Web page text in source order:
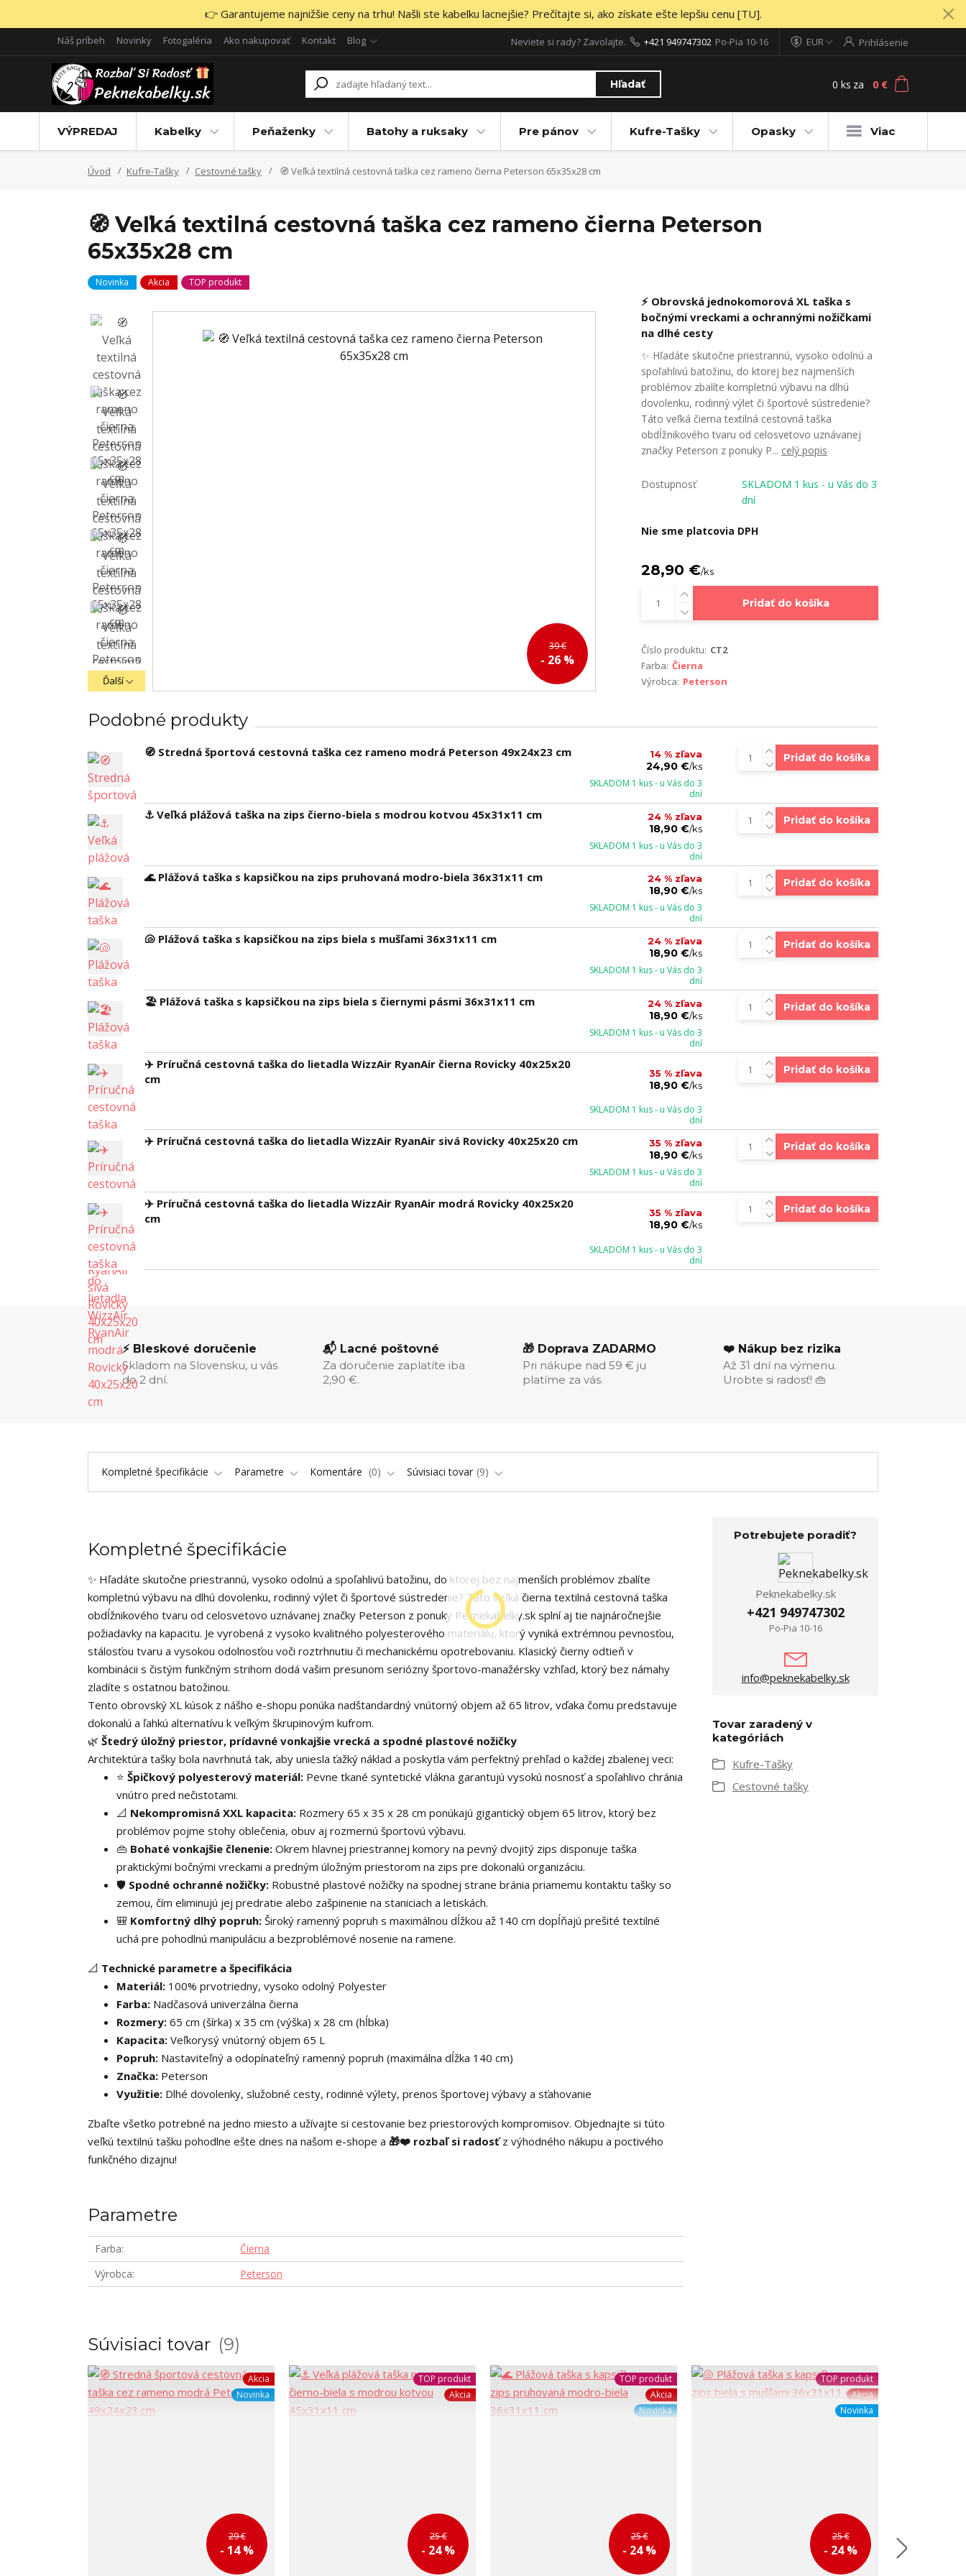
👉 Garantujeme najnižšie ceny na trhu! Našli ste kabelku lacnejšie? Prečítajte si, ako získate ešte lepšiu cenu [TU].
Náš príbeh Novinky Fotogaléria Ako nakupovať Kontakt Blog EUR Prihlásenie
Hľadať
Neviete si rady? Zavolajte. +421 949747302 Po-Pia 10-16
0 ks za 0 €
VÝPREDAJ Kabelky Peňaženky Batohy a ruksaky Pre pánov Kufre-Tašky Opasky Viac
Úvod Kufre-Tašky Cestovné tašky 🧭 Veľká textilná cestovná taška cez rameno čierna Peterson 65x35x28 cm
🧭 Veľká textilná cestovná taška cez rameno čierna Peterson
65x35x28 cm
Novinka Akcia TOP produkt
39 €
- 26 %
Ďalší
⚡ Obrovská jednokomorová XL taška s
bočnými vreckami a ochrannými nožičkami
na dlhé cesty
✨ Hľadáte skutočne priestrannú, vysoko odolnú a
spoľahlivú batožinu, do ktorej bez najmenších
problémov zbalíte kompletnú výbavu na dlhú
dovolenku, rodinný výlet či športové sústredenie?
Táto veľká čierna textilná cestovná taška
obdĺžnikového tvaru od celosvetovo uznávanej
značky Peterson z ponuky P... celý popis
Dostupnosť
SKLADOM 1 kus - u Vás do 3
dní
Nie sme platcovia DPH
28,90 €/ks
Pridať do košíka
Číslo produktu: CT2
Farba: Čierna
Výrobca: Peterson
Podobné produkty
🧭 Stredná športová cestovná taška cez rameno modrá Peterson 49x24x23 cm 14 % zľava
24,90 €/ks
SKLADOM 1 kus - u Vás do 3
dní
Pridať do košíka
⚓ Veľká plážová taška na zips čierno-biela s modrou kotvou 45x31x11 cm 24 % zľava
18,90 €/ks
SKLADOM 1 kus - u Vás do 3
dní
Pridať do košíka
🌊 Plážová taška s kapsičkou na zips pruhovaná modro-biela 36x31x11 cm 24 % zľava
18,90 €/ks
SKLADOM 1 kus - u Vás do 3
dní
Pridať do košíka
🐚 Plážová taška s kapsičkou na zips biela s mušľami 36x31x11 cm 24 % zľava
18,90 €/ks
SKLADOM 1 kus - u Vás do 3
dní
Pridať do košíka
🏖️ Plážová taška s kapsičkou na zips biela s čiernymi pásmi 36x31x11 cm 24 % zľava
18,90 €/ks
SKLADOM 1 kus - u Vás do 3
dní
Pridať do košíka
✈️ Príručná cestovná taška do lietadla WizzAir RyanAir čierna Rovicky 40x25x20
cm
35 % zľava
18,90 €/ks
SKLADOM 1 kus - u Vás do 3
dní
Pridať do košíka
✈️ Príručná cestovná taška do lietadla WizzAir RyanAir sivá Rovicky 40x25x20 cm 35 % zľava
18,90 €/ks
SKLADOM 1 kus - u Vás do 3
dní
Pridať do košíka
✈️ Príručná cestovná taška do lietadla WizzAir RyanAir modrá Rovicky 40x25x20
cm
35 % zľava
18,90 €/ks
SKLADOM 1 kus - u Vás do 3
dní
Pridať do košíka
⚡ Bleskové doručenie
Skladom na Slovensku, u vás
do 2 dní.
📬 Lacné poštovné
Za doručenie zaplatíte iba
2,90 €.
🎁 Doprava ZADARMO
Pri nákupe nad 59 € ju
platíme za vás.
❤️ Nákup bez rizika
Až 31 dní na výmenu.
Urobte si radosť! 👜
Kompletné špecifikácie Parametre Komentáre 0 Súvisiaci tovar 9
Kompletné špecifikácie
✨ Hľadáte skutočne priestrannú, vysoko odolnú a spoľahlivú batožinu, do ktorej bez najmenších problémov zbalíte
kompletnú výbavu na dlhú dovolenku, rodinný výlet či športové sústredenie? Táto veľká čierna textilná cestovná taška
obdĺžnikového tvaru od celosvetovo uznávanej značky Peterson z ponuky Peknekabelky.sk splní aj tie najnáročnejšie
požiadavky na kapacitu. Je vyrobená z vysoko kvalitného polyesterového materiálu, ktorý vyniká extrémnou pevnosťou,
stálosťou tvaru a vysokou odolnosťou voči roztrhnutiu či mechanickému opotrebovaniu. Klasický čierny odtieň v
kombinácii s čistým funkčným strihom dodá vašim presunom seriózny športovo-manažérsky vzhľad, ktorý bez námahy
zladíte s ostatnou batožinou.
Tento obrovský XL kúsok z nášho e-shopu ponúka nadštandardný vnútorný objem až 65 litrov, vďaka čomu predstavuje
dokonalú a ľahkú alternatívu k veľkým škrupinovým kufrom.
🌿 Štedrý úložný priestor, prídavné vonkajšie vrecká a spodné plastové nožičky
Architektúra tašky bola navrhnutá tak, aby uniesla ťažký náklad a poskytla vám perfektný prehľad o každej zbalenej veci:
⭐ Špičkový polyesterový materiál: Pevne tkané syntetické vlákna garantujú vysokú nosnosť a spoľahlivo chránia
vnútro pred nečistotami.
📐 Nekompromisná XXL kapacita: Rozmery 65 x 35 x 28 cm ponúkajú gigantický objem 65 litrov, ktorý bez
problémov pojme stohy oblečenia, obuv aj rozmernú športovú výbavu.
👜 Bohaté vonkajšie členenie: Okrem hlavnej priestrannej komory na pevný dvojitý zips disponuje taška
praktickými bočnými vreckami a predným úložným priestorom na zips pre dokonalú organizáciu.
🛡️ Spodné ochranné nožičky: Robustné plastové nožičky na spodnej strane bránia priamemu kontaktu tašky so
zemou, čím eliminujú jej predratie alebo zašpinenie na staniciach a letiskách.
🎒 Komfortný dlhý popruh: Široký ramenný popruh s maximálnou dĺžkou až 140 cm dopĺňajú prešité textilné
uchá pre pohodlnú manipuláciu a bezproblémové nosenie na ramene.
📐 Technické parametre a špecifikácia
Materiál: 100% prvotriedny, vysoko odolný Polyester
Farba: Nadčasová univerzálna čierna
Rozmery: 65 cm (šírka) x 35 cm (výška) x 28 cm (hĺbka)
Kapacita: Veľkorysý vnútorný objem 65 L
Popruh: Nastaviteľný a odopínateľný ramenný popruh (maximálna dĺžka 140 cm)
Značka: Peterson
Využitie: Dlhé dovolenky, služobné cesty, rodinné výlety, prenos športovej výbavy a sťahovanie
Zbaľte všetko potrebné na jedno miesto a užívajte si cestovanie bez priestorových kompromisov. Objednajte si túto
veľkú textilnú tašku pohodlne ešte dnes na našom e-shope a 🎁❤️ rozbaľ si radosťz výhodného nákupu a poctivého
funkčného dizajnu!
Parametre
Farba
Čierna
Výrobca
Peterson
Potrebujete poradiť?
Peknekabelky.sk
+421 949747302
Po-Pia 10-16
info@peknekabelky.sk
Tovar zaradený v
kategóriách
Kufre-Tašky
Cestovné tašky
Súvisiaci tovar 9
Akcia
Novinka
29 €
- 14 %
TOP produkt
Akcia
25 €
- 24 %
TOP produkt
Akcia
Novinka
25 €
- 24 %
TOP produkt
Akcia
Novinka
25 €
- 24 %